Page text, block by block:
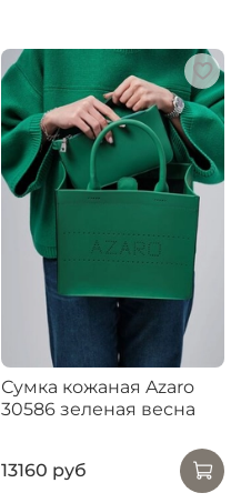
Сумка кожаная Azaro
30586 зеленая весна
13160 руб